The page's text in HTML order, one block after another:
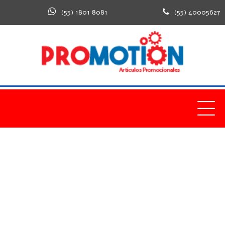
(55) 1801 8081 (55) 40005627